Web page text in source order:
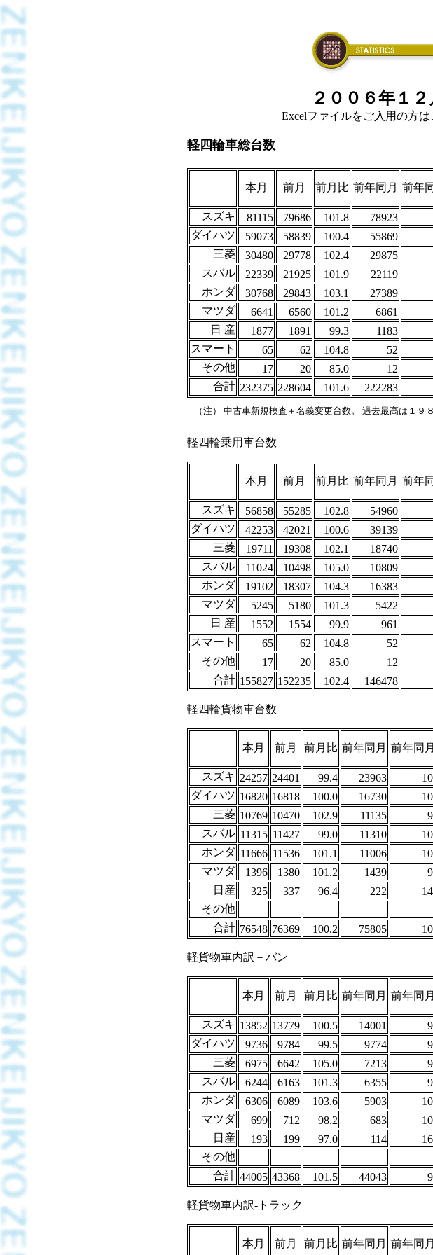
２００６年１
Excelファイルをご入用の方
軽四輪車総台数
本月 前月 前月比 前年同月 前年
スズキ
81115 79686 101.8 78923
ダイハツ
59073 58839 100.4 55869
三菱
30480 29778 102.4 29875
スバル
22339 21925 101.9 22119
ホンダ
30768 29843 103.1 27389
マツダ
6641 6560 101.2 6861
日 産
1877 1891 99.3 1183
スマート
65 62 104.8 52
その他
17 20 85.0 12
合計 232375 228604 101.6 222283
（注） 中古車新規検査＋名義変更台数。 過去最高は１９
軽四輪乗用車台数
本月 前月 前月比 前年同月 前年
スズキ
56858 55285 102.8 54960
ダイハツ
42253 42021 100.6 39139
三菱
19711 19308 102.1 18740
スバル
11024 10498 105.0 10809
ホンダ
19102 18307 104.3 16383
マツダ
5245 5180 101.3 5422
日 産
1552 1554 99.9 961
スマート
65 62 104.8 52
その他
17 20 85.0 12
合計 155827 152235 102.4 146478
軽四輪貨物車台数
本月 前月 前月比 前年同月 前年同
スズキ 24257 24401 99.4 23963
ダイハツ 16820 16818 100.0 16730
三菱 10769 10470 102.9 11135
スバル 11315 11427 99.0 11310
ホンダ 11666 11536 101.1 11006
マツダ
1396 1380 101.2 1439
日産
325 337 96.4 222
その他
合計 76548 76369 100.2 75805
軽貨物車内訳－バン
本月 前月 前月比 前年同月 前年同
スズキ 13852 13779 100.5 14001
ダイハツ
9736 9784 99.5 9774
三菱
6975 6642 105.0 7213
スバル
6244 6163 101.3 6355
ホンダ
6306 6089 103.6 5903
マツダ
699 712 98.2 683
日産
193 199 97.0 114
その他
合計 44005 43368 101.5 44043
軽貨物車内訳-トラック
本月 前月 前月比 前年同月 前年同